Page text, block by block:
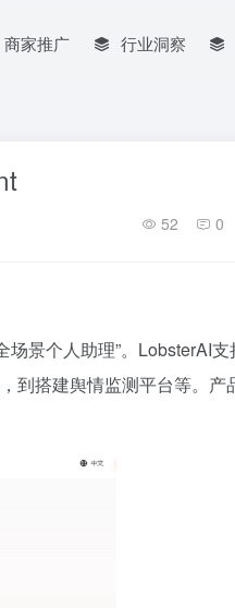
商家推广 行业洞察
52 0
景个人助理”。LobsterAI支
到搭建舆情监测平台等。产